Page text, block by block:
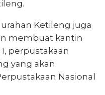
Ketileng juga
membuat kantin
perpustakaan
yang akan
Nasional